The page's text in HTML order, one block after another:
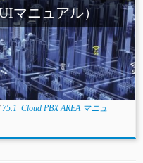
マニュアル）
75.1_Cloud PBX AREA マニュ